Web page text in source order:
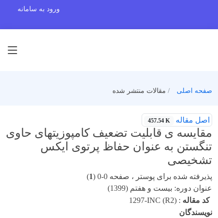
ورود به سامانه
صفحه اصلی مقالات منتشر شده
اصل مقاله 457.54 K
مقایسه ی قابلیت تضعیف کامپوزیتهای حاوی
تنگستن به عنوان حفاظ پرتوی ایکس
تشخیصی
پذیرفته شده برای پوستر ، صفحه 0-0 ( 1
)
عنوان دوره: بیست و هفتم (1399)
کد مقاله :
1297-INC (R2)
نویسندگان